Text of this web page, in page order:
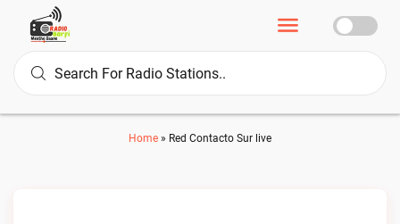
Home » Red Contacto Sur live